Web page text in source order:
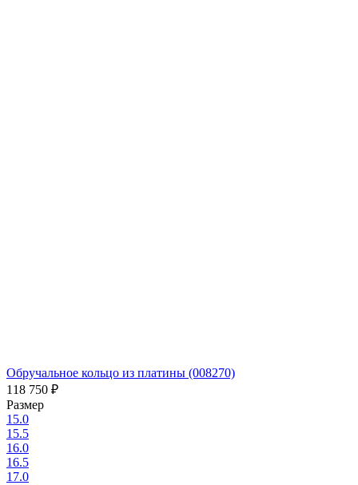
Обручальное кольцо из платины (008270)
118 750 ₽
Размер
15.0
15.5
16.0
16.5
17.0